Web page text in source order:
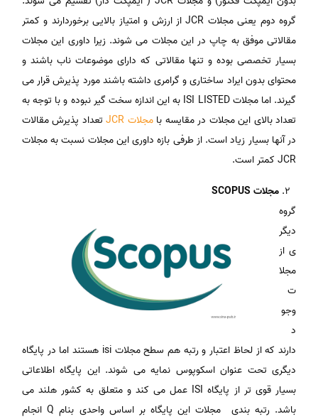
گروه دوم یعنی مجلات JCR از ارزش و امتیاز بالایی برخوردارند و کمتر
مقالاتی موفق به چاپ در این مجلات می شوند. زیرا داوری این مجلات
بسیار تخصصی بوده و تنها مقالاتی که دارای موضوعات ناب باشند و
محتوای بدون ایراد ساختاری و گرامری داشته باشند مورد پذیرش قرار می
گیرند. اما مجلات ISI LISTED به این اندازه سخت گیر نبوده و با توجه به
تعداد بالای این مجلات در مقایسه بامجلات JCR
تعداد پذیرش مقالات
در آنها بسیار زیاد است. از طرفی بازه داوری این مجلات نسبت به مجلات
JCR کمتر است.
مجلات SCOPUS
گروه
دیگر
ی از
مجلا
ت
وجو
د
دارند که از لحاظ اعتبار و رتبه هم سطح مجلات isi هستند اما در پایگاه
دیگری تحت عنوان اسکوپوس نمایه می شوند. این پایگاه اطلاعاتی
بسیار قوی تر از پایگاه ISI عمل می کند و متعلق به کشور هلند می
باشد. رتبه بندی مجلات این پایگاه بر اساس واحدی بنام Q انجام